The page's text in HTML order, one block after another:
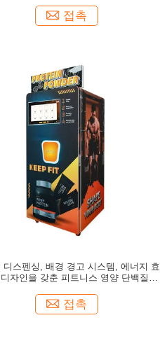
접촉
디스펜싱, 배경 경고 시스템, 에너지 효
자인을 갖춘 피트니스 영양 단백질 파
접촉